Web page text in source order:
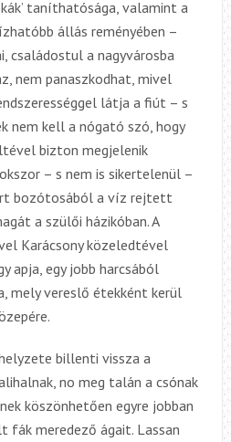
taníthatósága, valamint a
állás reményében –
családostul a nagyvárosba
nem panaszkodhat, mivel
látja a fiút – s
nem kell a nógató szó, hogy
bizton megjelenik
– s nem is sikertelenül –
bozótosából a víz rejtett
a szülői házikóban. A
Karácsony közeledtével
apja, egy jobb harcsából
mely vereslő étekként kerül
billenti vissza a
no meg talán a csónak
köszönhetően egyre jobban
meredező ágait. Lassan